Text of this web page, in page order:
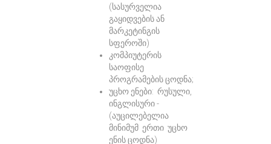
(სასურველია
გაყიდვების ან
მარკეტინგის
სფეროში)
კომპიუტერის
საოფისე
პროგრამების ცოდნა;
უცხო ენები: რუსული,
ინგლისური -
(აუცილებელია
მინიმუმ ერთი უცხო
ენის ცოდნა)